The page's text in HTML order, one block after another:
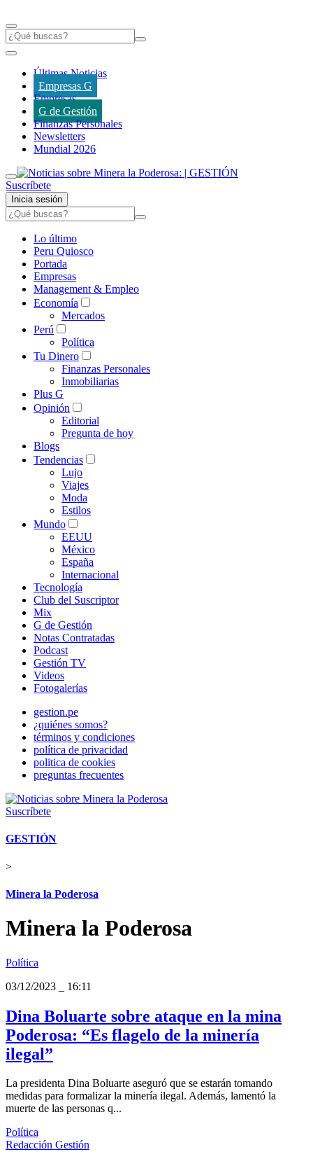
Últimas Noticias
Empresas G
Empresas
G de Gestión
Finanzas Personales
Newsletters
Mundial 2026
Suscríbete
Inicia sesión
Lo último
Peru Quiosco
Portada
Empresas
Management & Empleo
Economía
Mercados
Perú
Política
Tu Dinero
Finanzas Personales
Inmobiliarias
Plus G
Opinión
Editorial
Pregunta de hoy
Blogs
Tendencias
Lujo
Viajes
Moda
Estilos
Mundo
EEUU
México
España
Internacional
Tecnología
Club del Suscriptor
Mix
G de Gestión
Notas Contratadas
Podcast
Gestión TV
Videos
Fotogalerías
gestion.pe
¿quiénes somos?
términos y condiciones
política de privacidad
politica de cookies
preguntas frecuentes
Suscríbete
GESTIÓN
>
Minera la Poderosa
Minera la Poderosa
Política
03/12/2023
16:11
Dina Boluarte sobre ataque en la mina
Poderosa: “Es flagelo de la minería
ilegal”
La presidenta Dina Boluarte aseguró que se estarán tomando
medidas para formalizar la minería ilegal. Además, lamentó la
muerte de las personas q...
Política
Redacción Gestión